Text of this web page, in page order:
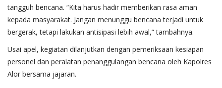
tangguh bencana. “Kita harus hadir memberikan rasa aman
kepada masyarakat. Jangan menunggu bencana terjadi untuk
bergerak, tetapi lakukan antisipasi lebih awal,” tambahnya.
Usai apel, kegiatan dilanjutkan dengan pemeriksaan kesiapan
personel dan peralatan penanggulangan bencana oleh Kapolres
Alor bersama jajaran.